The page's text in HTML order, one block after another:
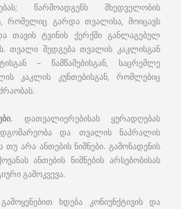
წარმოადგენს მხედველობის
რომელიც გარდა თვალისა, მოიცავს
თავის ტვინის ქერქში განლაგებულ
თვალი შედგება თვალის კაკლისგან
– წამწამებისგან, საცრემლე
კაკლის კუნთებისგან, რომლებიც
დათვალიერებისას ყურადღებას
და თვალის ნაპრალის
არა ანთების ნიშნები. გამონადენის
ანთების ნიშნების არსებობისას
გამოკვევა.
ხდება კონიუნქტივის და